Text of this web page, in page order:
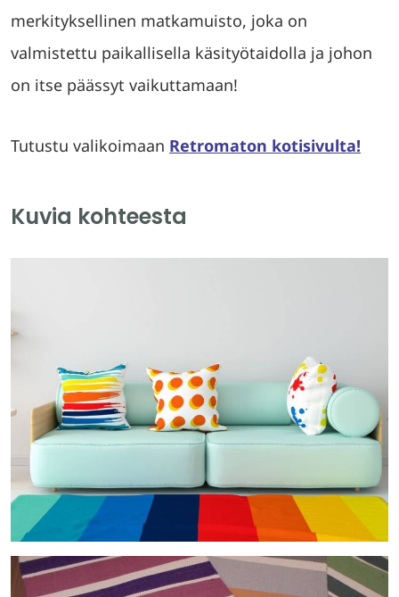
merkityksellinen matkamuisto, joka on
valmistettu paikallisella käsityötaidolla ja johon
on itse päässyt vaikuttamaan!
Tutustu valikoimaan Retromaton kotisivulta!
Kuvia kohteesta